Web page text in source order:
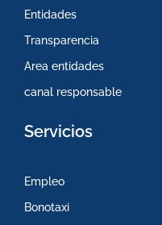
Entidades
Transparencia
Area entidades
canal responsable
Servicios
Empleo
Bonotaxi